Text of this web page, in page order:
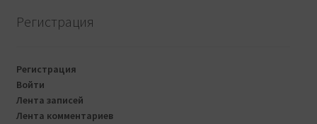
Регистрация
Регистрация
Войти
Лента записей
Лента комментариев